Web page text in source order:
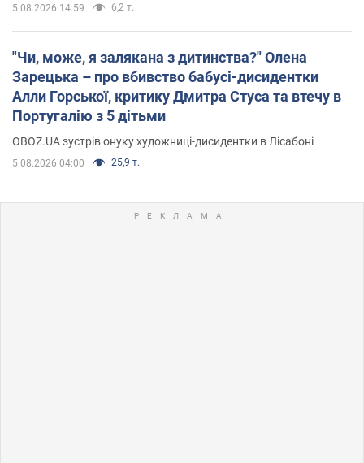
5.08.2026 14:59 6,2 т.
"Чи, може, я залякана з дитинства?" Олена
Зарецька – про вбивство бабусі-дисидентки
Алли Горської, критику Дмитра Стуса та втечу в
Португалію з 5 дітьми
OBOZ.UA зустрів онуку художниці-дисидентки в Лісабоні
5.08.2026 04:00 25,9 т.